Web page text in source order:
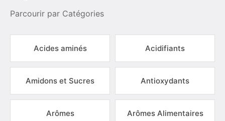
Parcourir par Catégories
Acides aminés Acidifiants
Amidons et Sucres Antioxydants
Arômes Arômes Alimentaires